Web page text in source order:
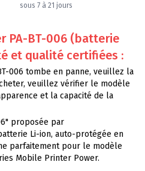
sous 7 à 21 jours
PA-BT-006 (batterie
et qualité certifiées :
006 tombe en panne, veuillez la
veuillez vérifier le modèle
et la capacité de la
proposée par
Li-ion, auto-protégée en
parfaitement pour le modèle
Mobile Printer Power.